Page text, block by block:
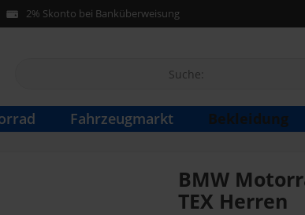
2% Skonto bei Banküberweisung
Fahrzeugmarkt Bekleidung
BMW
TEX Herren